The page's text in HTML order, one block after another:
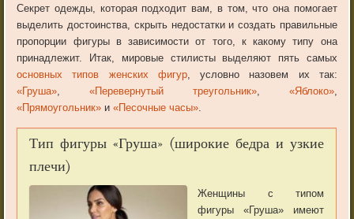
Секрет одежды, которая подходит вам, в том, что она помогает
выделить достоинства, скрыть недостатки и создать правильные
пропорции фигуры в зависимости от того, к какому типу она
принадлежит. Итак, мировые стилисты выделяют пять самых
основных типов женских фигур, условно назовем их так:
«Груша» ,«Перевернутый треугольник», «Яблоко»,
«Прямоугольник» и«Песочные часы»
Тип фигуры «Груша» (широкие бедра и узкие
плечи)
Женщины с типом
фигуры «Груша» имеют